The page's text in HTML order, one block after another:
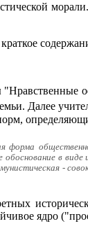
Далее
форма
в
-
ядро